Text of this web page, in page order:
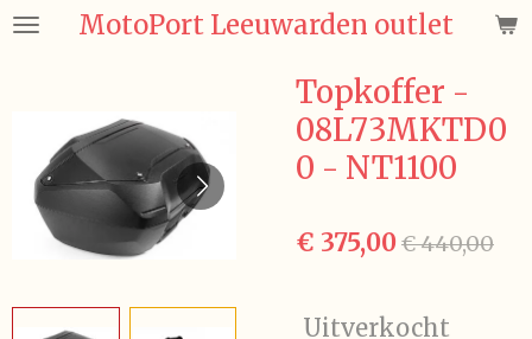
Ga
hoofdinhoud
MotoPort Leeuwarden outlet
Topkoffer -
08L73MKTD0
0 - NT1100
€ 375,00€ 440,00
Uitverkocht